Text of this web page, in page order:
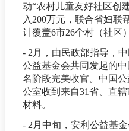
动“农村儿童友好社区创
入200万元，联合省妇联
计覆盖6市26个村（社区
- 2月，由民政部指导，
公益基金会共同发起的
名阶段完美收官。中国
公室收到来自31省、直
材料。
- 2月中旬，安利公益基